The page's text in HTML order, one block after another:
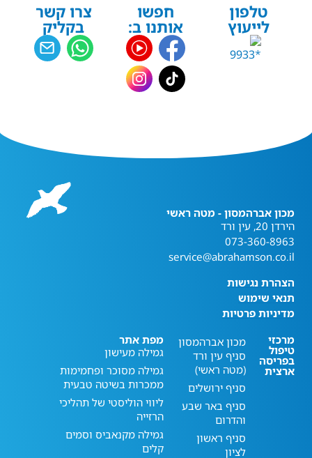
טלפון
לייעוץ
חפשו
אותנו ב:
צרו קשר
בקליק
מכון אברהמסון - מטה ראשי
הירדן 20, עין ורד
073-360-8963
service@abrahamson.co.il
הצהרת נגישות
תנאי שימוש
מדיניות פרטיות
מרכזי
טיפול
בפריסה
ארצית
מכון אברהמסון
סניף עין ורד
(מטה ראשי)
סניף ירושלים
סניף באר שבע
והדרום
סניף ראשון
לציון
מפת אתר
גמילה מעישון
גמילה מסוכר ופחמימות
ממכרות בשיטה טבעית
ליווי הוליסטי של תהליכי
הרזייה
גמילה מקנאביס וסמים
קלים